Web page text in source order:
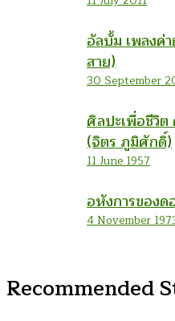
อัลบั้ม เพลงค่
สาย)
30 September
ศิลปะเพื่อชีวิ
(จิตร ภูมิศักดิ์)
11 June 1957
อหังการของ
4 November
Recommended